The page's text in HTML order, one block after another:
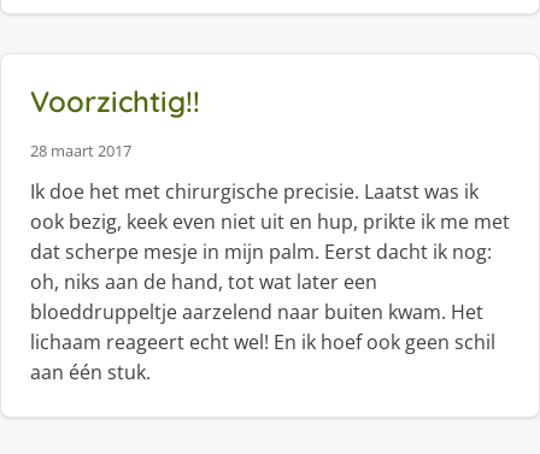
Voorzichtig!!
28 maart 2017
Ik doe het met chirurgische precisie. Laatst was ik
ook bezig, keek even niet uit en hup, prikte ik me met
dat scherpe mesje in mijn palm. Eerst dacht ik nog:
oh, niks aan de hand, tot wat later een
bloeddruppeltje aarzelend naar buiten kwam. Het
lichaam reageert echt wel! En ik hoef ook geen schil
aan één stuk.